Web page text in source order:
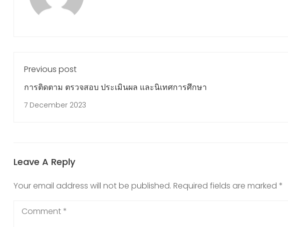
Previous post
การติดตาม ตรวจสอบ ประเมินผล และนิเทศการศึกษา
7 December 2023
Leave A Reply
Your email address will not be published. Required fields are marked *